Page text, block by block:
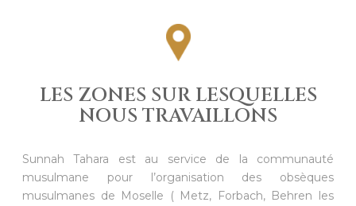
LES ZONES SUR LESQUELLES
NOUS TRAVAILLONS
Sunnah Tahara est au service de la communauté
musulmane pour l’organisation des obsèques
musulmanes de Moselle ( Metz, Forbach, Behren les